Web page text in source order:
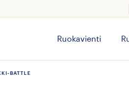
Ruokavienti
BATTLE